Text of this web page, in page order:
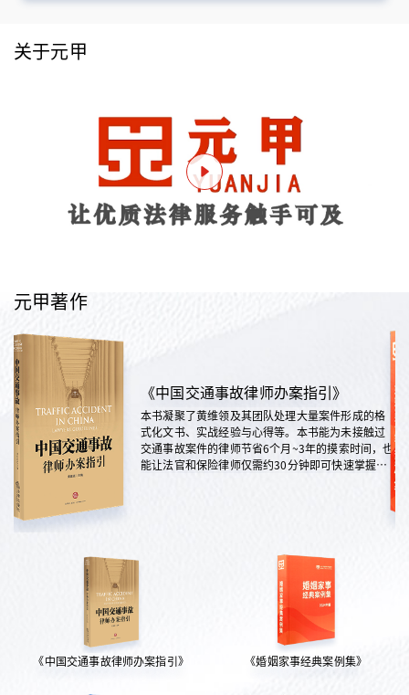
关于元甲
元甲著作
《中国交通事故律师办案指引》
本书凝聚了黄维领及其团队处理大量案件形成的格
式化文书、实战经验与心得等。本书能为未接触过
交通事故案件的律师节省6个月~3年的摸索时间，也
能让法官和保险律师仅需约30分钟即可快速掌握案
《中国交通事故律师办案指引》 《婚姻家事经典案例集》